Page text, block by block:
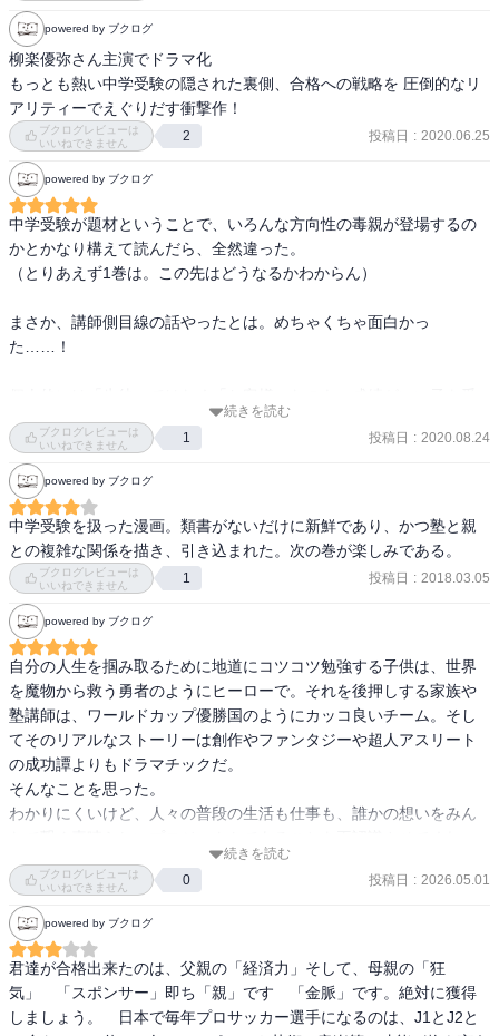
もちろん単に中学受験事情を紹介するだけではなく、中学受験の渦
中で、理想に燃えるだけで実力が伴わない新人塾講師佐倉と露悪的
なトップ塾講師黒木を筆頭に、受験生一人ひとりの事情と成長、佐
倉の挫折と成長、黒木のトラウマからの解放などが語られる素晴ら
しい群像劇・ビルドゥングスロマンとなっています。
綿密な取材に基づく群像劇・ビルドゥングスロマンで、取材元の業
界からリアリティを認められているという図式は、先日読了した
「コウノドリ」と同じ構図です。（そう言えば、主人公はどちらも
「さくら先生」です‼）
面白くならないわけがありません。てか面白いです。読んでくださ
い、ほんと。お勧めします。
さらに（おそらくですが）ある学年を、小5の3月から受験当日であ
る小6の2月まで追う構成となるでしょう。限られた期間を描き切
物なので、ここにも期待できます。（例えば高校3年間をきっちり描
き切った「けいおん」とか「ときめきメモリアル」とか。逆に、い
つまでたっても世界が閉じない「涼宮ハルヒの憂鬱」とかだと、世
界はだんだん色あせてしまうように思えるのです）
1巻は「受験塾は子供の将来を売る場所」と嘯く黒木の異常さと、そ
れに反感を抱く佐倉の青臭さを印象付けるエピソードを中心に、生
徒からは成績順にΩ、A、Rに構成されている桜花ゼミナール吉祥寺
校の小6生徒たちから、Ωクラス所属の島津順、前田花恋の2人、外部
生として模擬試験を受験して勧誘される三浦佑星、そして最下位Rク
ラスの中のさらに最下位、加藤匠にスポットライトが当たります。
ちなみに登場する受験生は戦国武将の苗字を名乗り、一人ひとりが
それぞれ描き分けられています。島津君、前田さんや柴田さんあた
りには単に苗字を借りているだけで特に元ネタの武将のイメージは
ありませんが、直江さんにはなんとなく直江兼続のイメージがちら
つきます。後に出てくる「織田」君は完全に信長のイメージです
ね。
一方で塾関係者は草木から取られています。
この巻だと杉山前校長、桂先生、橘勇作先生、木村先生などの名前
を見て取ることができます。
舞台は中堅塾「桜花ゼミナール」。
その吉祥寺校に、「化物級のトップ塾」フェニックス（元ネタはも
ちろんSAPIXですね）を辞めた黒木が校長として赴任してくるところ
から物語は始まります。
powered by ブクログ
柳楽優弥さん主演でドラマ化
もっとも熱い中学受験の隠された裏側、合格への戦略を 圧倒的なリ
アリティーでえぐりだす衝撃作！
ブクログレビューは
いいねできません
2 投稿日 : 2020.06.25
powered by ブクログ
中学受験が題材ということで、いろんな方向性の毒親が登場するの
かとかなり構えて読んだら、全然違った。
（とりあえず1巻は。この先はどうなるかわからん）
まさか、講師側目線の話やったとは。めちゃくちゃ面白かっ
た……！
け入れて塾としての地位を確定させるというやり方も嫌いではな
い。
このあたりはデリケートなのであんまり言い切れないけど、「とり
あえず大学まで」がメインやったわたしの世代では、「専門的なこ
とを勉強したいなら大学院から」と、いうところがあった。
（大学でもある程度は専門的なことができるけれど、じゃあそれで
就職するのか？　と、いうと、すべての人が、就職するための学び
として大学進学をしているわけではなさそうやったので）
でも、今は、高校から専門的な分野に進んでもええんかもな……
と、わが子を見て思っている。
……いた。笑
もしかすると、すでに世間では中学生から専門的な分野に進む世の
ちょうど就活がテーマの「書店ガール」も並行して読んだ。
2015年初版の「書店ガール」では、大学3回生の子たちが「自分は何
をしたいか？」「何ができるか？」「将来はどうしたいか？」「今
まで自分は何をやってきたか？」に直面せざるを得なくて、「どう
しよう」と、悩んでいるところやった。
続きを読む
ブクログレビューは
いいねできません
1 投稿日 : 2020.08.24
powered by ブクログ
中学受験を扱った漫画。類書がないだけに新鮮であり、かつ塾と親
との複雑な関係を描き、引き込まれた。次の巻が楽しみである。
ブクログレビューは
いいねできません
1 投稿日 : 2018.03.05
powered by ブクログ
自分の人生を掴み取るために地道にコツコツ勉強する子供は、世界
を魔物から救う勇者のようにヒーローで。それを後押しする家族や
塾講師は、ワールドカップ優勝国のようにカッコ良いチーム。そし
てそのリアルなストーリーは創作やファンタジーや超人アスリート
の成功譚よりもドラマチックだ。
そんなことを思った。
わかりにくいけど、人々の普段の生活も仕事も、誰かの想いをみん
た。
中学受験は確かに外から「かわいそう」「つまらない子供になる」
と思われる面もあるし、実は当の本人にとっては勉強がスポーツの
世界のようにやりがいのあるエンタメになりうることも知ってる。
かつて中学受験と大失敗を経験したものとしても、あの舞台をこう
続きを読む
ブクログレビューは
いいねできません
0 投稿日 : 2026.05.01
powered by ブクログ
君達が合格出来たのは、父親の「経済力」そして、母親の「狂
気」　「スポンサー」即ち「親」です　「金脈」です。絶対に獲得
しましょう。　日本で毎年プロサッカー選手になるのは、J1とJ2と